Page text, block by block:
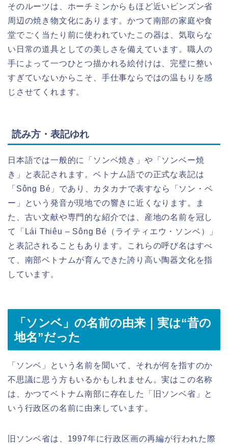
そのルーツは、ホーチミンからもほど近いビンズン省
周辺の焼き物文化にあります。かつて南部の家庭や食
堂でごく当たり前に使われていたこの器は、気取らな
い日常の道具としての美しさを備えています。職人の
手によって一つひとつ描かれる絵付けは、完璧に整い
すぎていないからこそ、手仕事ならではの温もりを感
じさせてくれます。
読み方・表記ゆれ
日本語では一般的に「ソンベ焼き」や「ソンベー焼
き」と表記されます。ベトナム語での正式な表記は
「Sông Bé」であり、カタカナで表すなら「ソン・ベ
ー」という発音が現地での響きに近くなります。ま
た、古い文献や専門的な紹介では、産地の名前を冠し
て「Lái Thiêu – Sông Bé（ライティエウ・ソンベ）」
と表記されることもあります。これらの呼び名はすべ
て、南部ベトナムが育んできた誇り高い陶器文化を指
しています。
「ソンベ」の名前の由来｜実は“昔の
地名”だった
「ソンベ」という名前を聞いて、それが何を指すのか
不思議に思う方もいるかもしれません。実はこの名称
は、かつてベトナム南部に存在した「旧ソンベ省」と
いう行政区の名前に由来しています。
旧ソンベ省は、1997年に行政区画の再編が行われた際